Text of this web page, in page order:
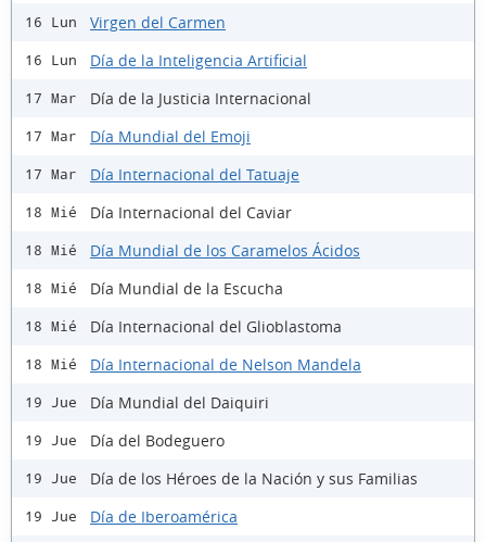
16 Lun Virgen del Carmen
16 Lun Día de la Inteligencia Artificial
17 Mar Día de la Justicia Internacional
17 Mar Día Mundial del Emoji
17 Mar Día Internacional del Tatuaje
18 Mié Día Internacional del Caviar
18 Mié Día Mundial de los Caramelos Ácidos
18 Mié Día Mundial de la Escucha
18 Mié Día Internacional del Glioblastoma
18 Mié Día Internacional de Nelson Mandela
19 Jue Día Mundial del Daiquiri
19 Jue Día del Bodeguero
19 Jue Día de los Héroes de la Nación y sus Familias
19 Jue Día de Iberoamérica